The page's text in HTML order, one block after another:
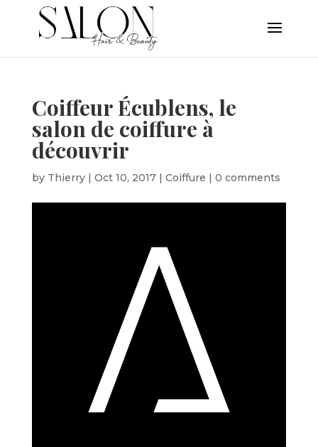
Coiffeur Écublens, le
salon de coiffure à
découvrir
by Thierry| Oct 10, 2017| Coiffure | 0 comments